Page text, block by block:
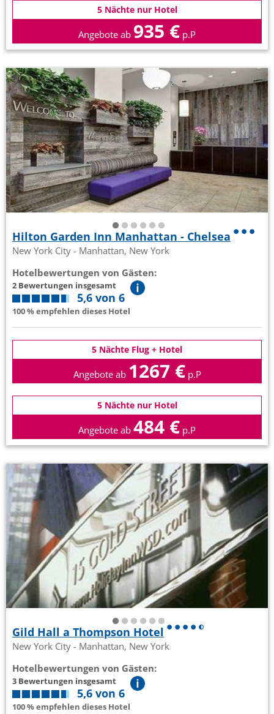
5 Nächte nur Hotel
Angebote ab 935 € p.P
Hilton Garden Inn Manhattan - Chelsea
New York City - Manhattan, New York
Hotelbewertungen von Gästen:
2 Bewertungen insgesamt
5,6 von 6
100 % empfehlen dieses Hotel
5 Nächte Flug + Hotel
Angebote ab 1267 € p.P
5 Nächte nur Hotel
Angebote ab 484 € p.P
Gild Hall a Thompson Hotel
New York City - Manhattan, New York
Hotelbewertungen von Gästen:
3 Bewertungen insgesamt
5,6 von 6
100 % empfehlen dieses Hotel